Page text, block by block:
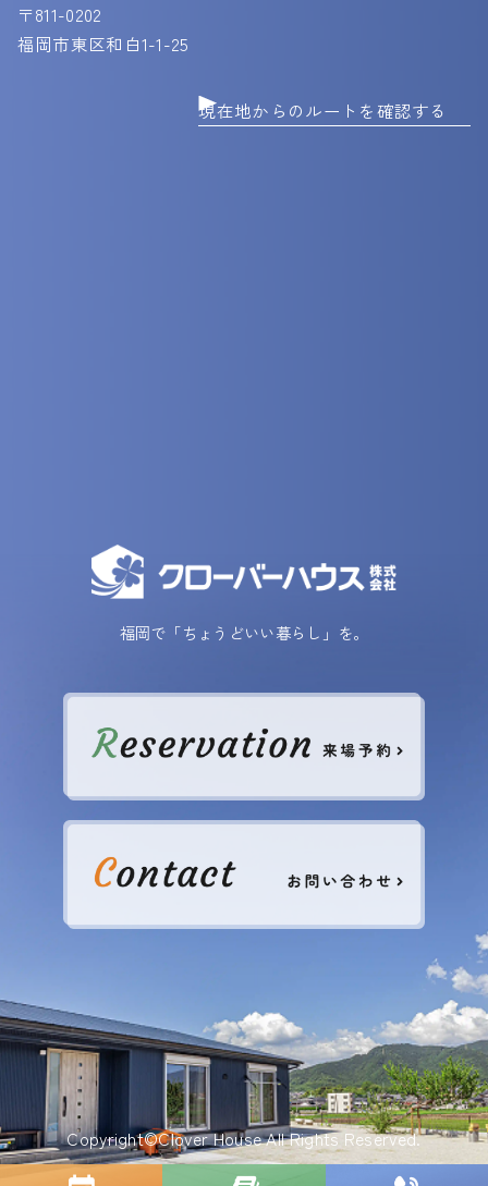
福岡で「ちょうどいい暮らし」を。
現在地からのルートを確認する
〒811-0202
福岡市東区和白1-1-25
Copyright©︎Clover House All Rights Reserved.